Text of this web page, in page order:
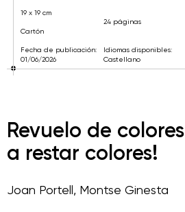
19 x 19 cm
Cartón
Fecha de publicación:
01/06/2026
24 páginas
Idiomas disponibles:
Castellano
Revuelo de
a restar colores!
Joan Portell, Montse Ginesta